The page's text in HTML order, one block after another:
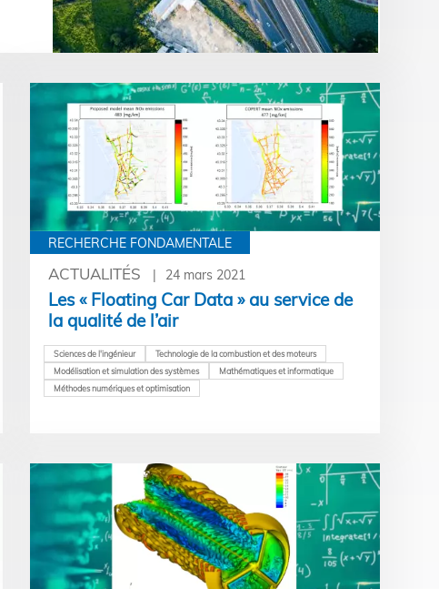
RECHERCHE FONDAMENTALE
ACTUALITÉS 24 mars 2021
Les « Floating Car Data » au service de
la qualité de l’air
Sciences de l'ingénieur
Technologie de la combustion et des moteurs
Modélisation et simulation des systèmes
Mathématiques et informatique
Méthodes numériques et optimisation